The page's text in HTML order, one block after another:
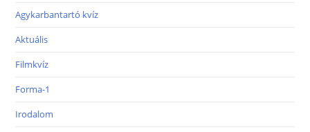
Agykarbantartó kvíz
Aktuális
Filmkvíz
Forma-1
Irodalom